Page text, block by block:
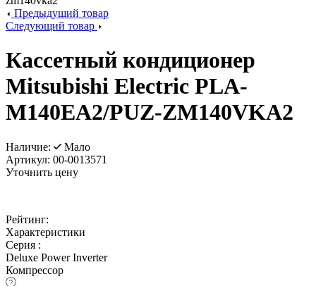
Предыдущий товар
Следующий товар
Кассетный кондиционер
Mitsubishi Electric PLA-
M140EA2/PUZ-ZM140VKA2
Наличие:
Мало
Артикул: 00-0013571
Уточнить цену
Рейтинг:
Характеристики
Серия :
Deluxe Power Inverter
Компрессор